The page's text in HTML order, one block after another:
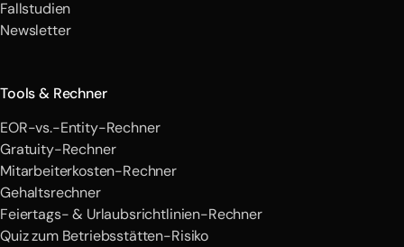
Fallstudien
Newsletter
Tools & Rechner
EOR-vs.-Entity-Rechner
Gratuity-Rechner
Mitarbeiterkosten-Rechner
Gehaltsrechner
Feiertags- & Urlaubsrichtlinien-Rechner
Quiz zum Betriebsstätten-Risiko